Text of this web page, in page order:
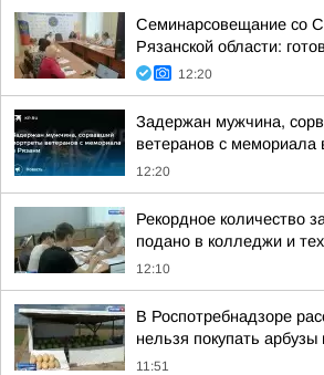
Семинарсовещание со
Рязанской области:
12:20
Задержан мужчина,
ветеранов с мемориала
12:20
Рекордное количество
подано в колледжи и
12:10
В Роспотребнадзоре
нельзя покупать арбузы
11:51